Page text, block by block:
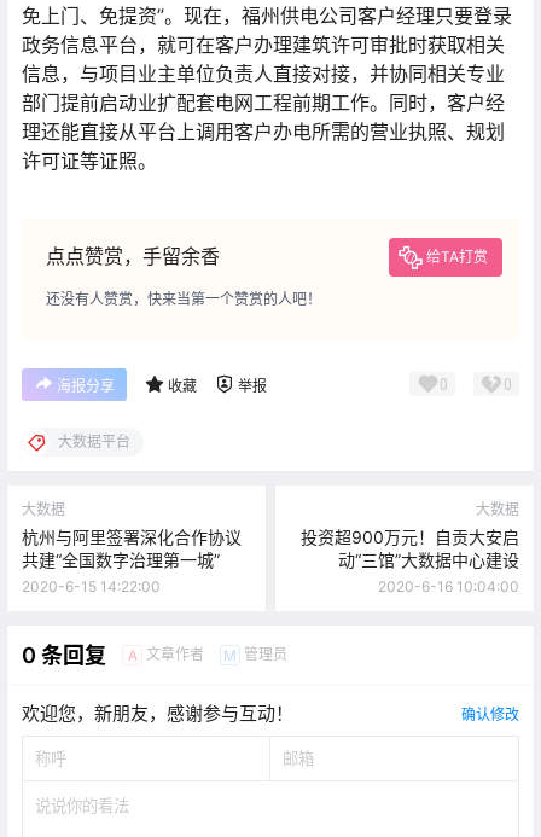
免上门、免提资”。现在，福州供电公司客户经理只要登录
政务信息平台，就可在客户办理建筑许可审批时获取相关
信息，与项目业主单位负责人直接对接，并协同相关专业
部门提前启动业扩配套电网工程前期工作。同时，客户经
理还能直接从平台上调用客户办电所需的营业执照、规划
许可证等证照。
点点赞赏，手留余香 给TA打赏
还没有人赞赏，快来当第一个赞赏的人吧！
海报分享 收藏 举报 0 0
大数据平台
大数据
杭州与阿里签署深化合作协议
共建“全国数字治理第一城”
2020-6-15 14:22:00
大数据
投资超900万元！自贡大安启
动“三馆”大数据中心建设
2020-6-16 10:04:00
0 条回复 A 文章作者 M 管理员
欢迎您，新朋友，感谢参与互动！ 确认修改